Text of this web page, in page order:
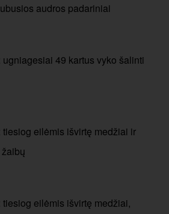
audros padariniai
49 kartus vyko šalinti
eilėmis išvirtę medžiai ir
eilėmis išvirtę medžiai,